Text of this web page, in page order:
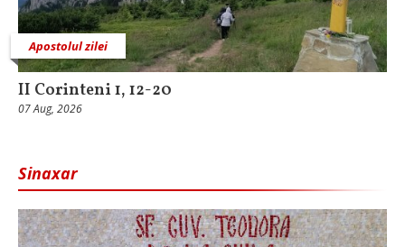
Apostolul zilei
II Corinteni 1, 12-20
07 Aug, 2026
Sinaxar